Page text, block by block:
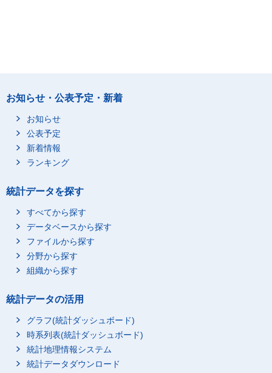
お知らせ・公表予定・新着
お知らせ
公表予定
新着情報
ランキング
統計データを探す
すべてから探す
データベースから探す
ファイルから探す
分野から探す
組織から探す
統計データの活用
グラフ(統計ダッシュボード)
時系列表(統計ダッシュボード)
統計地理情報システム
統計データダウンロード